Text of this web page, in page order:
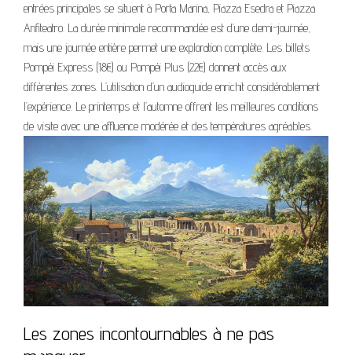
entrées principales se situent à Porta Marina, Piazza Esedra et Piazza
Anfiteatro. La durée minimale recommandée est d’une demi-journée,
mais une journée entière permet une exploration complète. Les billets
Pompéi Express (18€) ou Pompéi Plus (22€) donnent accès aux
différentes zones. L’utilisation d’un audioguide enrichit considérablement
l’expérience. Le printemps et l’automne offrent les meilleures conditions
de visite avec une affluence modérée et des températures agréables.
Les zones incontournables à ne pas